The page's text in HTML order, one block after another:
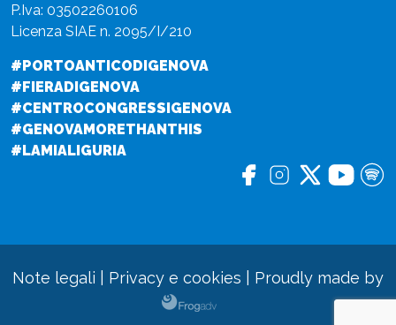
P.Iva: 03502260106
Licenza SIAE n. 2095/I/210
#PORTOANTICODIGENOVA
#FIERADIGENOVA
#CENTROCONGRESSIGENOVA
#GENOVAMORETHANTHIS
#LAMIALIGURIA
Note legali Privacy e cookies Proudly made by